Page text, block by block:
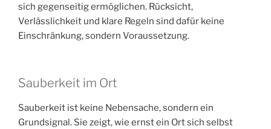
sich gegenseitig ermöglichen. Rücksicht,
Verlässlichkeit und klare Regeln sind dafür keine
Einschränkung, sondern Voraussetzung.
Sauberkeit im Ort
Sauberkeit ist keine Nebensache, sondern ein
Grundsignal. Sie zeigt, wie ernst ein Ort sich selbst